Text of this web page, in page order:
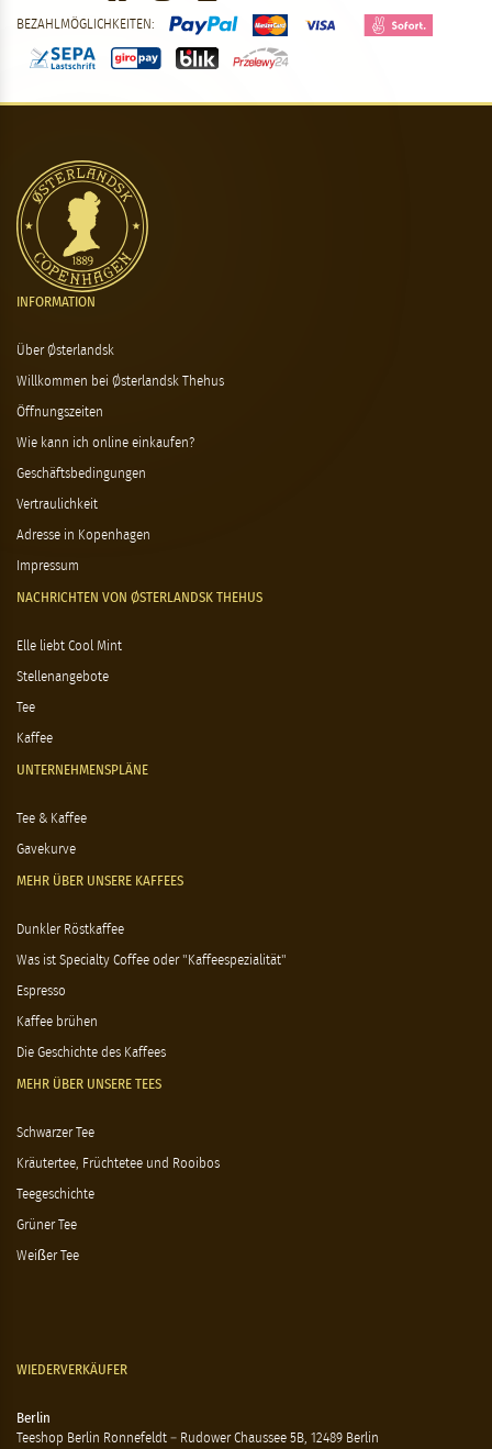
BEZAHLMÖGLICHKEITEN:
INFORMATION
Über Østerlandsk
Willkommen bei Østerlandsk Thehus
Öffnungszeiten
Wie kann ich online einkaufen?
Geschäftsbedingungen
Vertraulichkeit
Adresse in Kopenhagen
Impressum
NACHRICHTEN VON ØSTERLANDSK THEHUS
Elle liebt Cool Mint
Stellenangebote
Tee
Kaffee
UNTERNEHMENSPLÄNE
Tee & Kaffee
Gavekurve
MEHR ÜBER UNSERE KAFFEES
Dunkler Röstkaffee
Was ist Specialty Coffee oder "Kaffeespezialität"
Espresso
Kaffee brühen
Die Geschichte des Kaffees
MEHR ÜBER UNSERE TEES
Schwarzer Tee
Kräutertee, Früchtetee und Rooibos
Teegeschichte
Grüner Tee
Weißer Tee
WIEDERVERKÄUFER
Berlin
Teeshop Berlin Ronnefeldt – Rudower Chaussee 5B, 12489 Berlin